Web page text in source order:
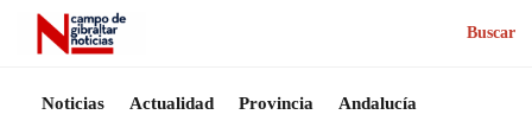
Buscar
Noticias Actualidad Provincia Andalucía